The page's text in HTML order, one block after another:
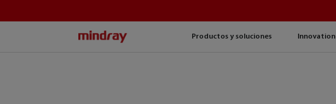
Productos y soluciones Innovation